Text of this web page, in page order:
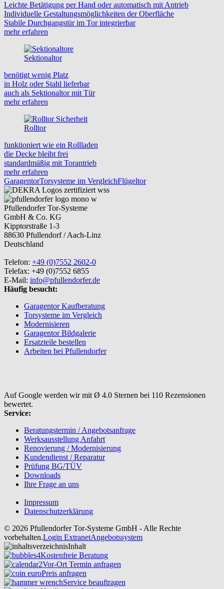
Leichte Betätigung per Hand oder automatisch mit Antrieb
Individuelle Gestaltungsmöglichkeiten der Oberfläche
Stabile Durchgangstür im Tor integrierbar
mehr erfahren
Sektionaltor
benötigt wenig Platz
in Holz oder Stahl lieferbar
auch als Sektionaltor mit Tür
mehr erfahren
Rolltor
funktioniert wie ein Rollladen
die Decke bleibt frei
standardmäßig mit Torantrieb
mehr erfahren
GaragentorTorsysteme im VergleichFlügeltor
Pfullendorfer Tor-Systeme
GmbH & Co. KG
Kipptorstraße 1-3
88630 Pfullendorf / Aach-Linz
Deutschland
Telefon: +49 (0)7552 2602-0
Telefax: +49 (0)7552 6855
E-Mail: info@pfullendorfer.de
Häufig besucht:
Garagentor Kaufberatung
Torsysteme im Vergleich
Modernisieren
Garagentor Bildgalerie
Ersatzteile bestellen
Arbeiten bei Pfullendorfer
Auf Google werden wir mit Ø 4.0 Sternen bei 110 Rezensionen
bewertet.
Service:
Beratungstermin / Angebotsanfrage
Werksausstellung Anfahrt
Renovierung / Modernisierung
Kundendienst / Reparatur
Prüfung BG/TÜV
Downloads
Ihre Frage an uns
Impressum
Datenschutzerklärung
© 2026 Pfullendorfer Tor-Systeme GmbH - Alle Rechte
vorbehalten.Login ExtranetAngebotssystem
Inhalt
Kostenfreie Beratung
Vor-Ort Termin anfragen
Preis anfragen
Service beauftragen